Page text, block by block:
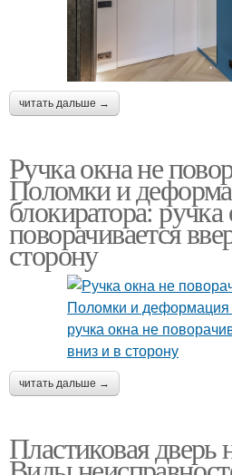
читать дальше →
Ручка окна не
Поломки и
блокиратора: ручка
поворачивается
сторону
читать дальше →
Пластиковая дверь